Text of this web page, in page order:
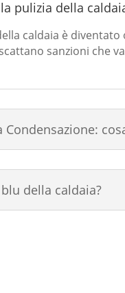
pulizia della
caldaia è
sanzioni che
della caldaia?